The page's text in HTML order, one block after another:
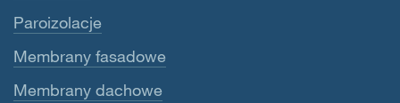
Paroizolacje
Membrany fasadowe
Membrany dachowe